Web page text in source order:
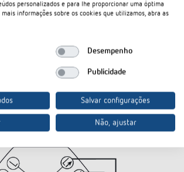
personalizados e para lhe proporcionar uma óptima
informações sobre os cookies que utilizamos, abra as
Desempenho
Publicidade
Salvar configurações
Não, ajustar